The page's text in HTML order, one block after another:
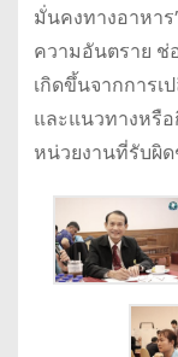
มั่นคงทางอาหา
ความอันตราย ช่
เกิดขึ้นจากการ
และแนวทางหรื
หน่วยงานที่รับผิ